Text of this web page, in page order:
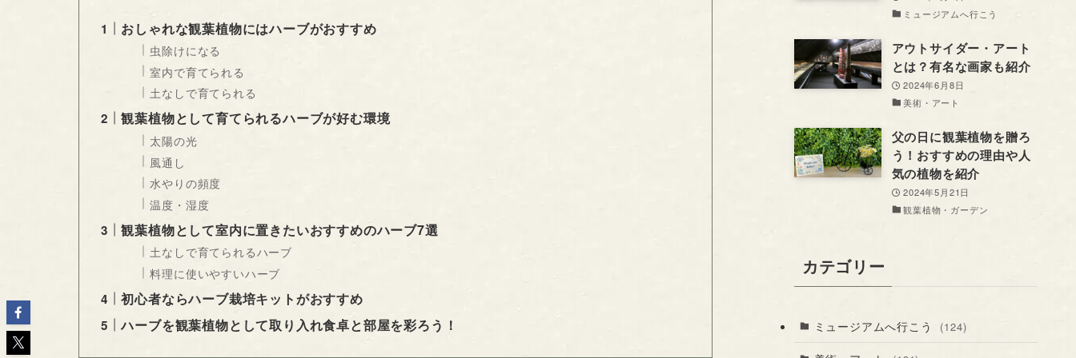
おしゃれな観葉植物にはハーブがおすすめ
虫除けになる
室内で育てられる
土なしで育てられる
観葉植物として育てられるハーブが好む環境
太陽の光
風通し
水やりの頻度
温度・湿度
観葉植物として室内に置きたいおすすめのハーブ7選
土なしで育てられるハーブ
料理に使いやすいハーブ
初心者ならハーブ栽培キットがおすすめ
ハーブを観葉植物として取り入れ食卓と部屋を彩ろう！
ミュージアムへ行こう
アウトサイダー・アート
とは？有名な画家も紹介
2024年6月8日
美術・アート
父の日に観葉植物を贈ろ
う！おすすめの理由や人
気の植物を紹介
2024年5月21日
観葉植物・ガーデン
カテゴリー
ミュージアムへ行こう (124)